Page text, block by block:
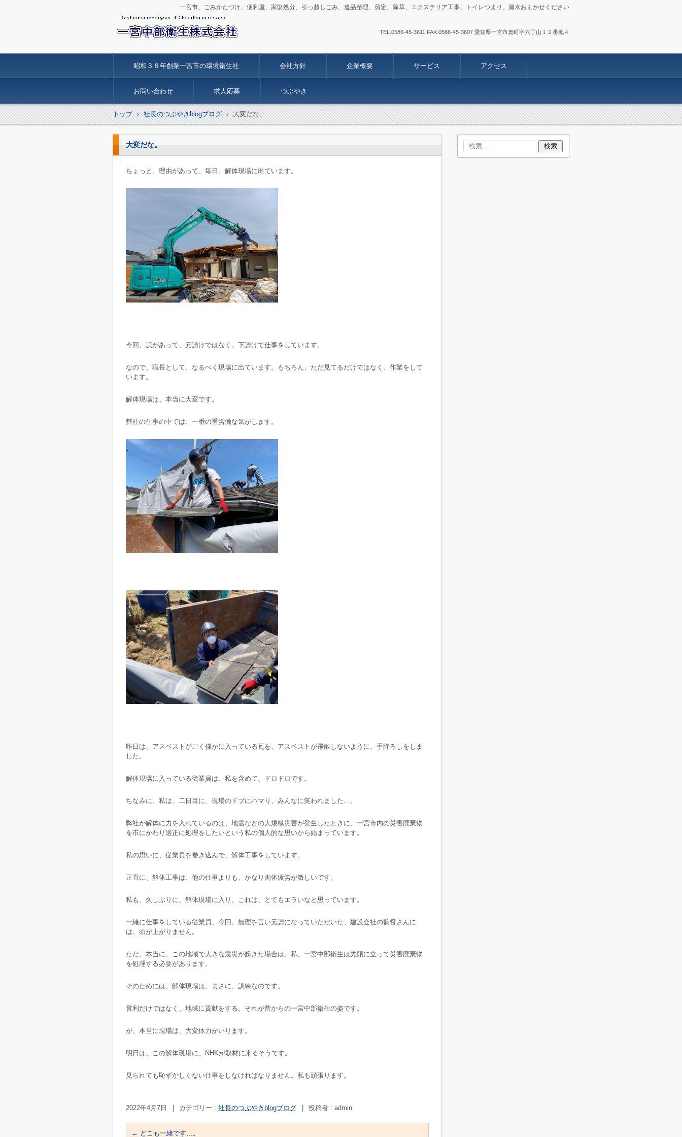
一宮市、ごみかたづけ、便利屋、家財処分、引っ越しごみ、遺品整理、剪定、除草、エクステリア工事、トイレつまり、漏水おまかせください
TEL.0586-45-3611 FAX.0586-45-3607 愛知県一宮市奥町字六丁山１２番地４
昭和３８年創業一宮市の環境衛生社 会社方針 企業概要 サービス アクセス
お問い合わせ 求人応募 つぶやき
トップ › 社長のつぶやきblogブログ › 大変だな。
大変だな。
ちょっと、理由があって、毎日、解体現場に出ています。
今回、訳があって、元請けではなく、下請けで仕事をしています。
なので、職長として、なるべく現場に出ています。もちろん、ただ見てるだけではなく、作業をして
います。
解体現場は、本当に大変です。
弊社の仕事の中では、一番の重労働な気がします。
昨日は、アスベストがごく僅かに入っている瓦を、アスベストが飛散しないように、手降ろしをしま
した。
解体現場に入っている従業員は、私を含めて、ドロドロです。
ちなみに、私は、二日目に、現場のドブにハマり、みんなに笑われました…。
弊社が解体に力を入れているのは、地震などの大規模災害が発生したときに、一宮市内の災害廃棄物
を市にかわり適正に処理をしたいという私の個人的な思いから始まっています。
私の思いに、従業員を巻き込んで、解体工事をしています。
正直に、解体工事は、他の仕事よりも、かなり肉体疲労が激しいです。
私も、久しぶりに、解体現場に入り、これは、とてもエラいなと思っています。
一緒に仕事をしている従業員、今回、無理を言い元請になっていただいた、建設会社の監督さんに
は、頭が上がりません。
ただ、本当に、この地域で大きな震災が起きた場合は、私、一宮中部衛生は先頭に立って災害廃棄物
を処理する必要があります。
そのためには、解体現場は、まさに、訓練なのです。
営利だけではなく、地域に貢献をする。それが昔からの一宮中部衛生の姿です。
が、本当に現場は、大変体力がいります。
明日は、この解体現場に、NHKが取材に来るそうです。
見られても恥ずかしくない仕事をしなければなりません。私も頑張ります。
2022年4月7日 カテゴリー : 社長のつぶやきblogブログ 投稿者 : admin
← どこも一緒です…。